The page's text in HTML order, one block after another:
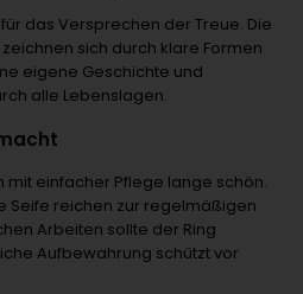
das Versprechen der Treue. Die
sich durch klare Formen
eigene Geschichte und
alle Lebenslagen.
mit einfacher Pflege lange schön.
Seife reichen zur regelmäßigen
Arbeiten sollte der Ring
Aufbewahrung schützt vor